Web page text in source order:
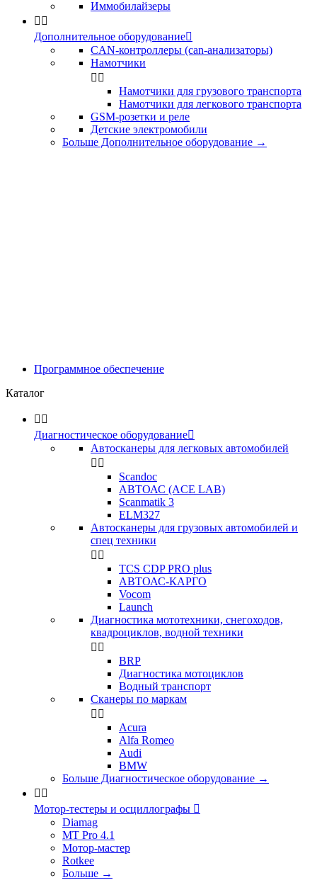
Иммобилайзеры
 
Дополнительное оборудование
CAN-контроллеры (can-анализаторы)
Намотчики
 
Намотчики для грузового транспорта
Намотчики для легкового транспорта
GSM-розетки и реле
Детские электромобили
Больше Дополнительное оборудование →
Программное обеспечение
Каталог
 
Диагностическое оборудование
Автосканеры для легковых автомобилей
 
Scandoc
АВТОАС (ACE LAB)
Scanmatik 3
ELM327
Автосканеры для грузовых автомобилей и
спец техники
 
TCS CDP PRO plus
АВТОАС-КАРГО
Vocom
Launch
Диагностика мототехники, снегоходов,
квадроциклов, водной техники
 
BRP
Диагностика мотоциклов
Водный транспорт
Сканеры по маркам
 
Acura
Alfa Romeo
Audi
BMW
Больше Диагностическое оборудование →
 
Мотор-тестеры и осциллографы 
Diamag
MT Pro 4.1
Мотор-мастер
Rotkee
Больше →